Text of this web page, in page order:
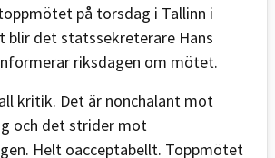
på torsdag i Tallinn i
blir det statssekreterare Hans
riksdagen om mötet.
kritik. Det är nonchalant mot
och det strider mot
Helt oacceptabellt. Toppmötet